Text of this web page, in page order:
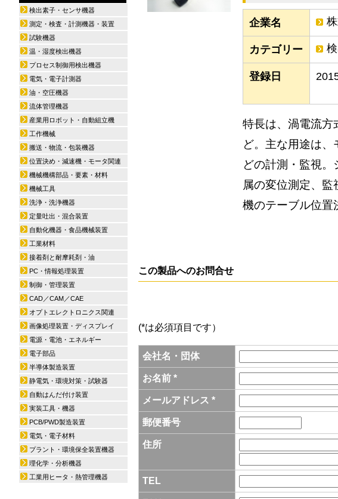
企業名
カテゴリー
登録日
特長は、渦電流方
ど。主な用途は
どの計測・監視
属の変位測定、
機のテーブル位置
この製品へのお問合せ
(*は必須項目です）
会社名・団体
お名前 *
メールアドレス *
郵便番号
住所
TEL
検出素子・センサ機器
測定・検査・計測機器・装置
試験機器
温・湿度検出機器
プロセス制御用検出機器
電気・電子計測器
油・空圧機器
流体管理機器
産業用ロボット・自動組立機
工作機械
搬送・物流・包装機器
位置決め・減速機・モータ関連
機械機構部品・要素・材料
機械工具
洗浄・洗浄機器
定量吐出・混合装置
自動化機器・食品機械装置
工業材料
接着剤と耐摩耗剤・油
PC・情報処理装置
制御・管理装置
CAD／CAM／CAE
オプトエレクトロニクス関連
画像処理装置・ディスプレイ
電源・電池・エネルギー
電子部品
半導体製造装置
静電気・環境対策・試験器
自動はんだ付け装置
実装工具・機器
PCB/PWD製造装置
電気・電子材料
プラント・環境保全装置機器
理化学・分析機器
工業用ヒータ・熱管理機器